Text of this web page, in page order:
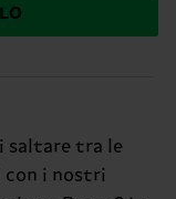
saltare tra le
con i nostri